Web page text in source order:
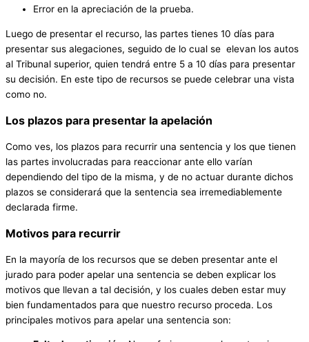
Error en la apreciación de la prueba.
Luego de presentar el recurso, las partes tienes 10 días para
presentar sus alegaciones, seguido de lo cual se elevan los autos
al Tribunal superior, quien tendrá entre 5 a 10 días para presentar
su decisión. En este tipo de recursos se puede celebrar una vista
como no.
Los plazos para presentar la apelación
Como ves, los plazos para recurrir una sentencia y los que tienen
las partes involucradas para reaccionar ante ello varían
dependiendo del tipo de la misma, y de no actuar durante dichos
plazos se considerará que la sentencia sea irremediablemente
declarada firme.
Motivos para recurrir
En la mayoría de los recursos que se deben presentar ante el
jurado para poder apelar una sentencia se deben explicar los
motivos que llevan a tal decisión, y los cuales deben estar muy
bien fundamentados para que nuestro recurso proceda. Los
principales motivos para apelar una sentencia son: